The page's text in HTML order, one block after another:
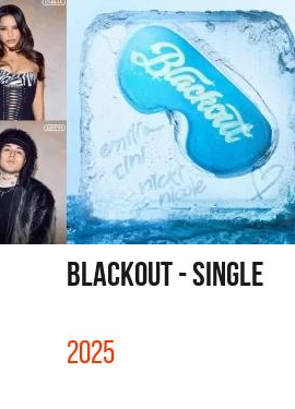
BLACKOUT - SINGLE
2025